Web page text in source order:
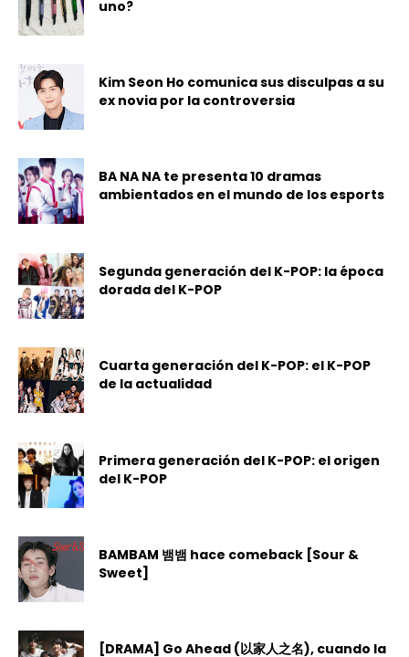
uno?
Kim Seon Ho comunica sus disculpas a su
ex novia por la controversia
BA NA NA te presenta 10 dramas
ambientados en el mundo de los esports
Segunda generación del K-POP: la época
dorada del K-POP
Cuarta generación del K-POP: el K-POP
de la actualidad
Primera generación del K-POP: el origen
del K-POP
BAMBAM 뱀뱀 hace comeback [Sour &
Sweet]
[DRAMA] Go Ahead (以家人之名), cuando la